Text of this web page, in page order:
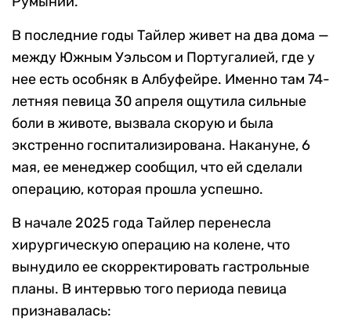
В последние годы Тайлер живет на два дома —
между Южным Уэльсом и Португалией, где у
нее есть особняк в Албуфейре. Именно там 74-
летняя певица 30 апреля ощутила сильные
боли в животе, вызвала скорую и была
экстренно госпитализирована. Накануне, 6
мая, ее менеджер сообщил, что ей сделали
операцию, которая прошла успешно.
В начале 2025 года Тайлер перенесла
хирургическую операцию на колене, что
вынудило ее скорректировать гастрольные
планы. В интервью того периода певица
признавалась: